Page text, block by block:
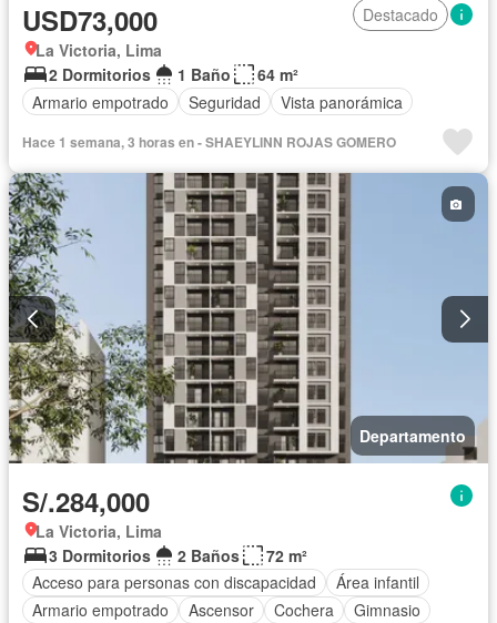
USD73,000
Destacado
La Victoria, Lima
2 Dormitorios
1 Baño
64 m²
Armario empotrado
Seguridad Vista panorámica
Hace 1 semana, 3 horas en - SHAEYLINN ROJAS GOMERO
Departamento
S/.284,000
La Victoria, Lima
3 Dormitorios
2 Baños
72 m²
Acceso para personas con discapacidad
Área infantil
Armario empotrado
Ascensor Cochera
Gimnasio